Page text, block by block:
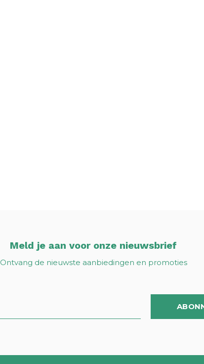
Meld je aan voor onze nieuwsbrief
Ontvang de nieuwste aanbiedingen en promoties